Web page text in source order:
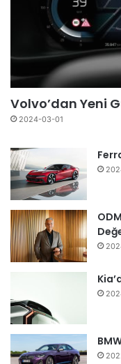
Volvo’dan Yeni
2024-03-01